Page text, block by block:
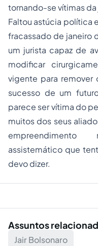
tornando-se vítimas
Faltou astúcia política
fracassado de janeiro
um jurista capaz de
modificar
vigente para remover
sucesso de um
parece ser vítima do
muitos dos seus
assistemático que
devo dizer.
Assuntos
Jair Bolsonaro